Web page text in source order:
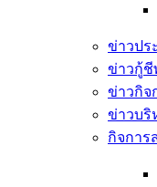
ข่าวปร
ข่าวกู้ชี
ข่าวกิจ
ข่าวบริ
กิจการ